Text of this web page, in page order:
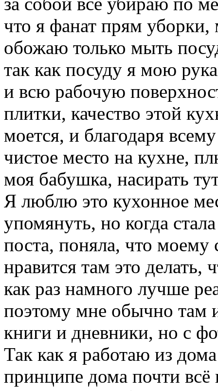
что я фанат прям уборки,
обожаю только мыть
так как посуду я мою
и всю рабочую
плитки, качество этой
моется, и благодаря
чистое место на кухне,
моя бабушка, насирать
Я люблю это кухонное
упомянуть, но когда
поста, поняла, что моему
нравится там это делать,
как раз намного лучше
поэтому мне обычно там
книги и дневники, но с
Так как я работаю из
принципе дома почти всё